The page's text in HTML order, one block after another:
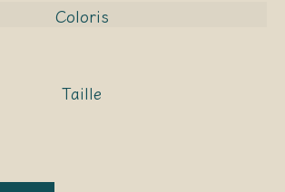
Coloris
Taille